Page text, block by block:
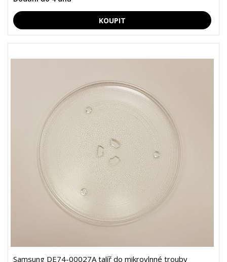
Samsung DE74-00027A talíř do mikrovlnné trouby